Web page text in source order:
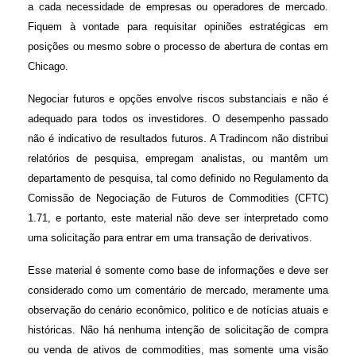
a cada necessidade de empresas ou operadores de mercado.
Fiquem à vontade para requisitar opiniões estratégicas em
posições ou mesmo sobre o processo de abertura de contas em
Chicago.
Negociar futuros e opções envolve riscos substanciais e não é
adequado para todos os investidores. O desempenho passado
não é indicativo de resultados futuros. A Tradincom não distribui
relatórios de pesquisa, empregam analistas, ou mantêm um
departamento de pesquisa, tal como definido no Regulamento da
Comissão de Negociação de Futuros de Commodities (CFTC)
1.71, e portanto, este material não deve ser interpretado como
uma solicitação para entrar em uma transação de derivativos.
Esse material é somente como base de informações e deve ser
considerado como um comentário de mercado, meramente uma
observação do cenário econômico, politico e de notícias atuais e
históricas. Não há nenhuma intenção de solicitação de compra
ou venda de ativos de commodities, mas somente uma visão